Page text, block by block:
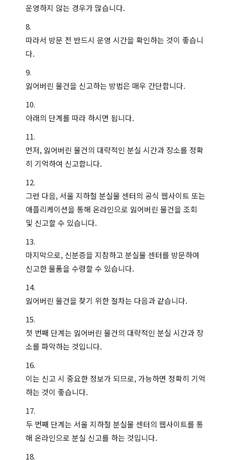
운영하지 않는 경우가 많습니다.
따라서 방문 전 반드시 운영 시간을 확인하는 것이 좋습니
다.
잃어버린 물건을 신고하는 방법은 매우 간단합니다.
아래의 단계를 따라 하시면 됩니다.
먼저, 잃어버린 물건의 대략적인 분실 시간과 장소를 정확
히 기억하여 신고합니다.
그런 다음, 서울 지하철 분실물 센터의 공식 웹사이트 또는
애플리케이션을 통해 온라인으로 잃어버린 물건을 조회
및 신고할 수 있습니다.
마지막으로, 신분증을 지참하고 분실물 센터를 방문하여
신고한 물품을 수령할 수 있습니다.
잃어버린 물건을 찾기 위한 절차는 다음과 같습니다.
첫 번째 단계는 잃어버린 물건의 대략적인 분실 시간과 장
소를 파악하는 것입니다.
이는 신고 시 중요한 정보가 되므로, 가능하면 정확히 기억
하는 것이 좋습니다.
두 번째 단계는 서울 지하철 분실물 센터의 웹사이트를 통
해 온라인으로 분실 신고를 하는 것입니다.